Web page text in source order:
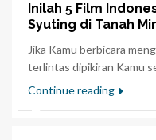
Inilah 5 Film
Syuting di Tanah
Jika Kamu berbicara
terlintas dipikiran Kamu
Continue reading